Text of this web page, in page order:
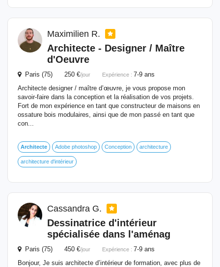
Maximilien R.
Architecte - Designer / Maître
d'Oeuvre
Paris (75) 250 €/jour Expérience : 7-9 ans
Architecte designer / maître d’œuvre, je vous propose mon
savoir-faire dans la conception et la réalisation de vos projets.
Fort de mon expérience en tant que constructeur de maisons en
ossature bois modulaires, ainsi que de mon passé en tant que
con...
Architecte Adobe photoshop Conception architecture
architecture d'intérieur
Cassandra G.
Dessinatrice d'intérieur
spécialisée dans l'aménag
Paris (75) 450 €/jour Expérience : 7-9 ans
Bonjour, Je suis architecte d’intérieur de formation, avec plus de